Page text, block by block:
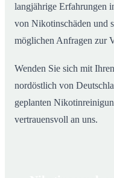
langjährige Erfahrungen
von Nikotinschäden und
möglichen Anfragen zur
Wenden Sie sich mit
nordöstlich von
geplanten
vertrauensvoll an uns.